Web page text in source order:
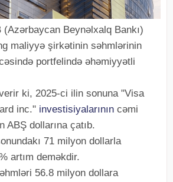
(Azərbaycan Beynəlxalq Bankı)
maliyyə şirkətinin səhmlərinin
portfelində əhəmiyyətli
ki, 2025-ci ilin sonuna "Visa
inc." investisiyalarının cəmi
ABŞ dollarına çatıb.
71 milyon dollarla
artım deməkdir.
56.8 milyon dollara